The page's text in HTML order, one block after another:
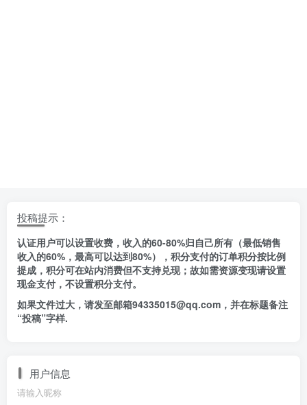
投稿提示：
认证用户可以设置收费，收入的60-80%归自己所有（最低销售
收入的60%，最高可以达到80%），积分支付的订单积分按比例
提成，积分可在站内消费但不支持兑现；故如需资源变现请设置
现金支付，不设置积分支付。
如果文件过大，请发至邮箱94335015@qq.com，并在标题备注
“投稿”字样.
用户信息
请输入昵称